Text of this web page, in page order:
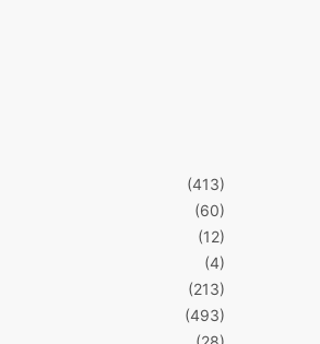
(413)
(60)
(12)
(4)
(213)
(493)